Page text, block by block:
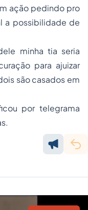
ação pedindo pro
a possibilidade de
minha tia seria
para ajuizar
são casados em
por telegrama